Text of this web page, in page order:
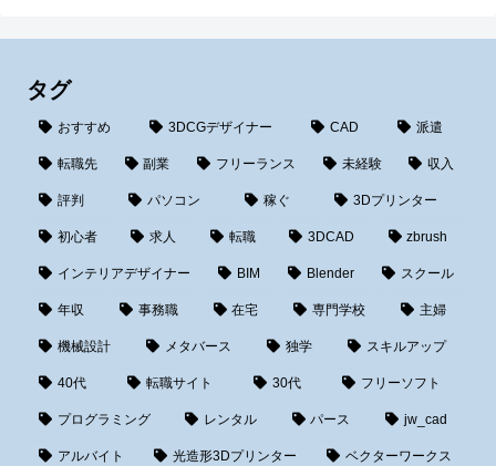
タグ
おすすめ 3DCGデザイナー CAD 派遣
転職先 副業 フリーランス 未経験 収入
評判 パソコン 稼ぐ 3Dプリンター
初心者 求人 転職 3DCAD zbrush
インテリアデザイナー BIM Blender スクール
年収 事務職 在宅 専門学校 主婦
機械設計 メタバース 独学 スキルアップ
40代 転職サイト 30代 フリーソフト
プログラミング レンタル パース jw_cad
アルバイト 光造形3Dプリンター ベクターワークス